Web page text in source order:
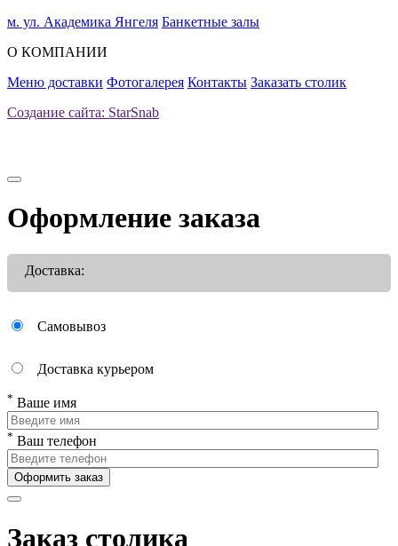
м. ул. Академика Янгеля Банкетные залы
О КОМПАНИИ
Меню доставки Фотогалерея Контакты Заказать столик
Создание сайта: StarSnab
Оформление заказа
Доставка:
Самовывоз
Доставка курьером
* Ваше имя
* Ваш телефон
Оформить заказ
Заказ столика